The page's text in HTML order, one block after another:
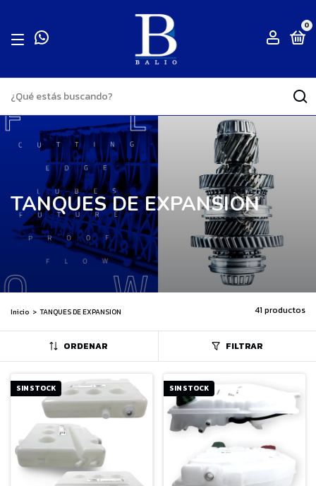
0
TANQUES DE EXPANSION
Inicio > TANQUES DE EXPANSION 41 productos
ORDENAR FILTRAR
SIN STOCK SIN STOCK